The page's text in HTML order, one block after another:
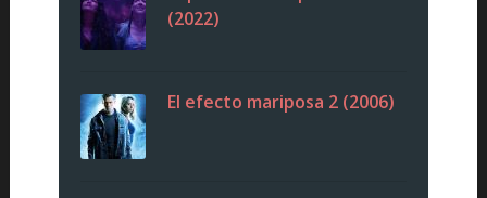
(2022)
El efecto mariposa 2 (2006)